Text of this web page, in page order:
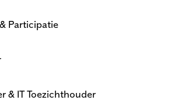
Participatie
& IT Toezichthouder